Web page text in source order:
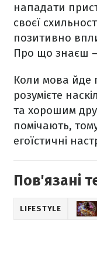
нападати
своєї
позитивно
Про що знаєш
Коли мова йде
розумієте
та хорошим
помічають,
егоїстичні
Пов'язані
LIFESTYLE